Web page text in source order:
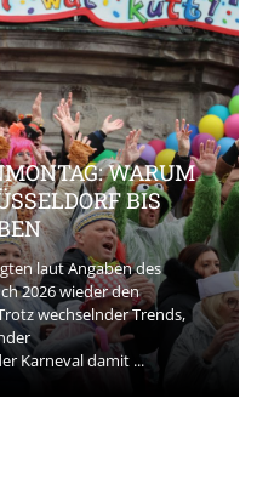
WARUM
BIS
laut Angaben des
2026 wieder den
wechselnder Trends,
Karneval damit ...